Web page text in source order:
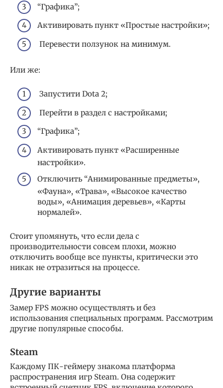
“Графика”;
Активировать пункт «Простые настройки»;
Перевести ползунок на минимум.
Или же:
Запустити Dota 2;
Перейти в раздел с настройками;
“Графика”;
Активировать пункт «Расширенные
настройки».
Отключить “Анимированные предметы»,
«Фауна», «Трава», «Высокое качество
воды», «Анимация деревьев», «Карты
нормалей».
Стоит упомянуть, что если дела с
производительности совсем плохи, можно
отключить вообще все пункты, критически это
никак не отразиться на процессе.
Другие варианты
Замер FPS можно осуществлять и без
использования специальных программ. Рассмотрим
другие популярные способы.
Steam
Каждому ПК-геймеру знакома платформа
распространения игр Steam. Она содержит